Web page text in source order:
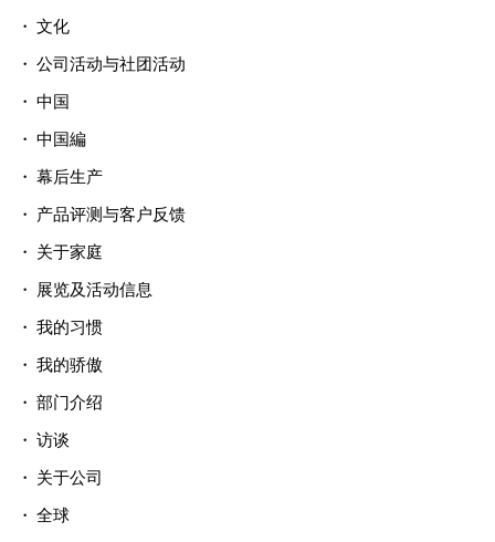
文化
公司活动与社团活动
中国
中国編
幕后生产
产品评测与客户反馈
关于家庭
展览及活动信息
我的习惯
我的骄傲
部门介绍
访谈
关于公司
全球